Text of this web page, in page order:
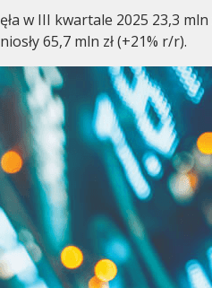
w III kwartale 2025 23,3
65,7 mln zł (+21% r/r).